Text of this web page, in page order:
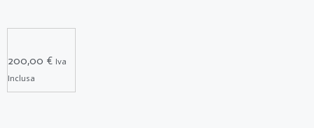
200,00 € Iva
Inclusa